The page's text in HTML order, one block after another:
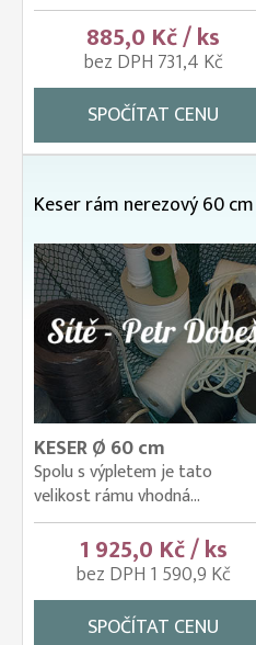
885,0 Kč / ks
bez DPH 731,4 Kč
SPOČÍTAT CENU
Keser rám nerezový 60 cm
KESER Ø 60 cm
Spolu s výpletem je tato
velikost rámu vhodná...
1 925,0 Kč / ks
bez DPH 1 590,9 Kč
SPOČÍTAT CENU